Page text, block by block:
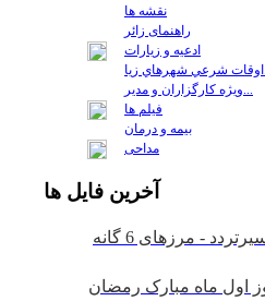
نقشه ها
راهنمای زائر
ادعیه و زیارات
فيلم ها
بیمه و درمان
مداحی
آخرين فايل ها